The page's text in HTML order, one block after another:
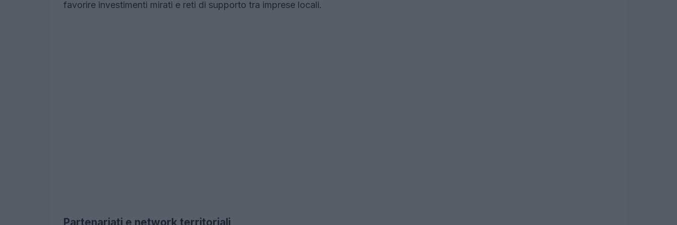
favorire investimenti mirati e reti di supporto tra imprese locali.
Partenariati e network territoriali